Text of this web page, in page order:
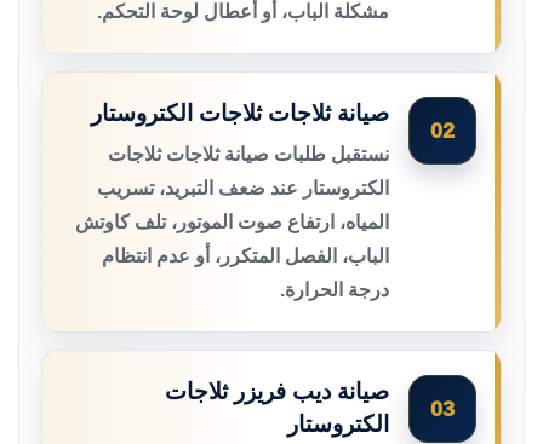
مشكلة الباب، أو أعطال لوحة التحكم.
02
صيانة ثلاجات ثلاجات الكتروستار
نستقبل طلبات صيانة ثلاجات ثلاجات
الكتروستار عند ضعف التبريد، تسريب
المياه، ارتفاع صوت الموتور، تلف كاوتش
الباب، الفصل المتكرر، أو عدم انتظام
درجة الحرارة.
03
صيانة ديب فريزر ثلاجات
الكتروستار